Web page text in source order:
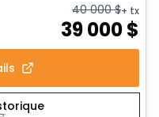
40 000$+ tx
39 000$